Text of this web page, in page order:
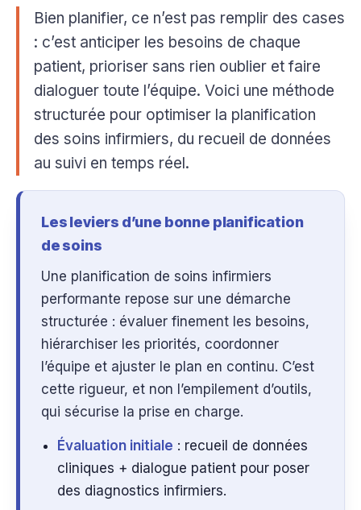
Bien planifier, ce n’est pas remplir des cases
: c’est anticiper les besoins de chaque
patient, prioriser sans rien oublier et faire
dialoguer toute l’équipe. Voici une méthode
structurée pour optimiser la planification
des soins infirmiers, du recueil de données
au suivi en temps réel.
Les leviers d’une bonne planification
de soins
Une planification de soins infirmiers
performante repose sur une démarche
structurée : évaluer finement les besoins,
hiérarchiser les priorités, coordonner
l’équipe et ajuster le plan en continu. C’est
cette rigueur, et non l’empilement d’outils,
qui sécurise la prise en charge.
Évaluation initiale : recueil de données
cliniques + dialogue patient pour poser
des diagnostics infirmiers.